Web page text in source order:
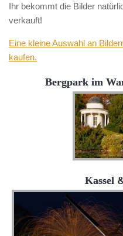
Ihr bekommt die Bilder
verkauft!
Eine kleine Auswahl an
kaufen.
Bergpark im
Kassel